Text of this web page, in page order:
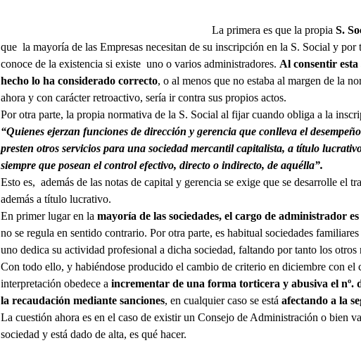
La primera es que la propia S.
que la mayoría de las Empresas necesitan de su inscripción en la S. Social y por
conoce de la existencia si existe uno o varios administradores. Al consentir
hecho lo ha considerado correcto, o al menos que no estaba al margen de la
ahora y con carácter retroactivo, sería ir contra sus propios actos.
Por otra parte, la propia normativa de la S. Social al fijar cuando obliga a la
“Quienes ejerzan funciones de dirección y gerencia que conlleva el
presten otros servicios para una sociedad mercantil capitalista, a título
siempre que posean el control efectivo, directo o indirecto, de aquélla”.
Esto es, además de las notas de capital y gerencia se exige que se desarrolle el
además a título lucrativo.
En primer lugar en la mayoría de las sociedades, el cargo de administrador
no se regula en sentido contrario. Por otra parte, es habitual sociedades
uno dedica su actividad profesional a dicha sociedad, faltando por tanto los
Con todo ello, y habiéndose producido el cambio de criterio en diciembre con el
interpretación obedece a incrementar de una forma torticera y abusiva el nº.
la recaudación mediante sanciones, en cualquier caso se está afectando a la
La cuestión ahora es en el caso de existir un Consejo de Administración o bien
sociedad y está dado de alta, es qué hacer.